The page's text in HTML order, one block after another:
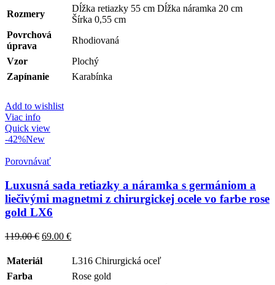
Rozmery
Dĺžka retiazky 55 cm Dĺžka náramka 20 cm
Šírka 0,55 cm
Povrchová
úprava
Rhodiovaná
Vzor
Plochý
Zapínanie
Karabínka
Add to wishlist
Viac info
Quick view
-42%New
Porovnávať
Luxusná sada retiazky a náramka s germániom a
liečivými magnetmi z chirurgickej ocele vo farbe rose
gold LX6
119.00€ 69.00 €
Materiál
L316 Chirurgická oceľ
Farba
Rose gold